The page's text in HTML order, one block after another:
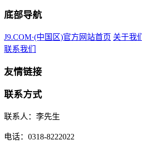
底部导航
J9.COM·(中国区)官方网站首页 关于我们
联系我们
友情链接
联系方式
联系人：李先生
电话：0318-8222022